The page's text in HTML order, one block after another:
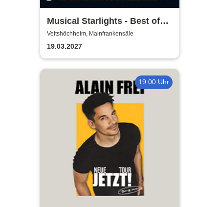
Musical Starlights - Best of
Musicals
Veitshöchheim, Mainfrankensäle
19.03.2027
19:00 Uhr